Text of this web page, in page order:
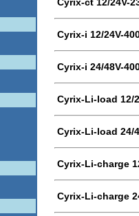
Cyrix-i 12/24V-
Cyrix-i 24/48V-
Cyrix-Li-load 12/
Cyrix-Li-load 24/
Cyrix-Li-charge
Cyrix-Li-charge